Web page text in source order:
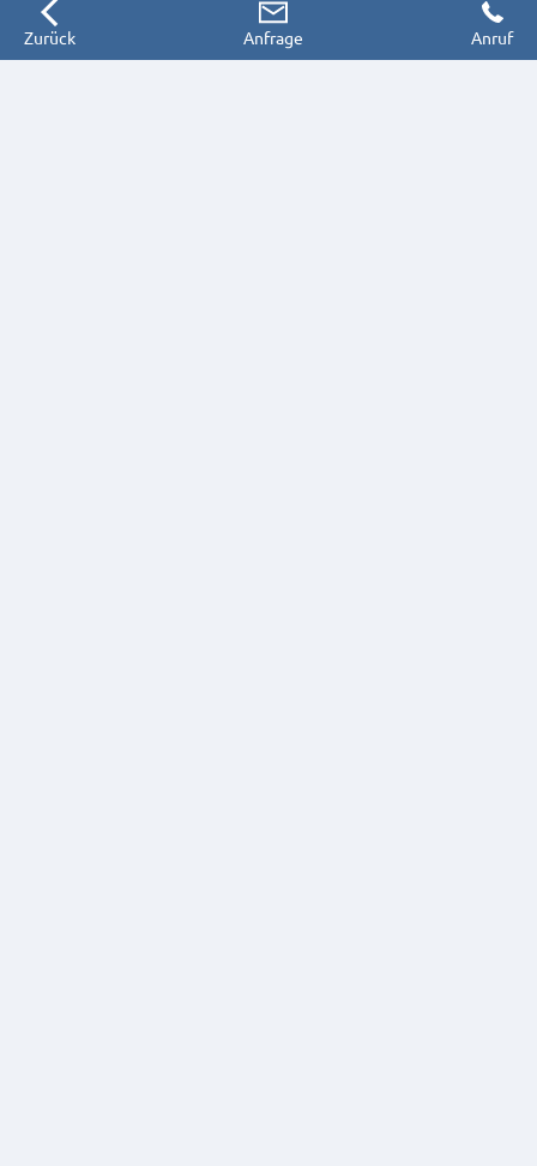
Zurück Anfrage Anruf